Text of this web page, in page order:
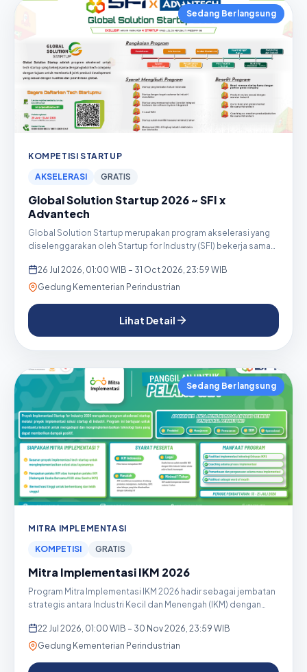
Sedang Berlangsung
KOMPETISI STARTUP
AKSELERASI
GRATIS
Global Solution Startup 2026 ~ SFI x
Advantech
Global Solution Startup merupakan program akselerasi yang
diselenggarakan oleh Startup for Industry (SFI) bekerja sama
26 Jul 2026, 01:00 WIB – 31 Oct 2026, 23:59 WIB
Gedung Kementerian Perindustrian
Lihat Detail
Sedang Berlangsung
MITRA IMPLEMENTASI
KOMPETISI
GRATIS
Mitra Implementasi IKM 2026
Program Mitra Implementasi IKM 2026 hadir sebagai jembatan
strategis antara Industri Kecil dan Menengah (IKM) dengan
22 Jul 2026, 01:00 WIB – 30 Nov 2026, 23:59 WIB
Gedung Kementerian Perindustrian